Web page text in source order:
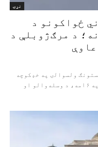
نړۍ
ځواکونو د
د مرګ‌ژوبلې د
د مستونګ ولسوالۍ په خډکوچه
سیمه کې د پنجشنبې په ورځ، د جولای په ۱۶مه، د وسله‌والو او